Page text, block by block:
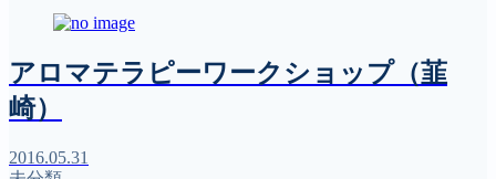
アロマテラピーワークショップ（韮
崎）
2016.05.31